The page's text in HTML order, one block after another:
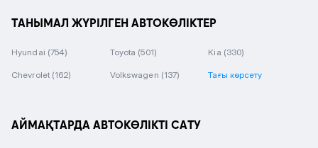
ТАНЫМАЛ ЖҮРІЛГЕН АВТОКӨЛІКТЕР
Hyundai (754) Toyota (501) Kia (330)
Chevrolet (162) Volkswagen (137) Тағы көрсету
АЙМАҚТАРДА АВТОКӨЛІКТІ САТУ